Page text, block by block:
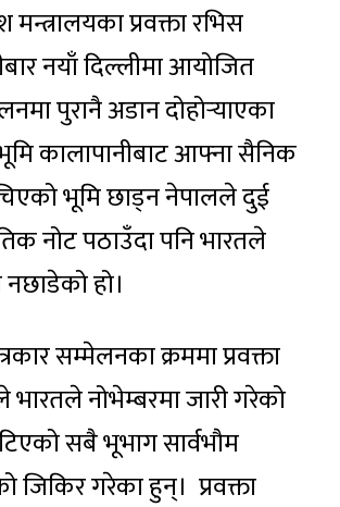
मन्त्रालयका प्रवक्ता रभिस
नयाँ दिल्लीमा आयोजित
पुरानै अडान दोहोर्‍याएका
कालापानीबाट आफ्ना सैनिक
भूमि छाड्न नेपालले दुई
नोट पठाउँदा पनि भारतले
हो।
सम्मेलनका क्रममा प्रवक्ता
नोभेम्बरमा जारी गरेको
सबै भूभाग सार्वभौम
जिकिर गरेका हुन्। प्रवक्ता